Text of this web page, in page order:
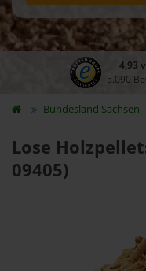
4,93
5.090
Bundesland Sachsen
Lose
09405)